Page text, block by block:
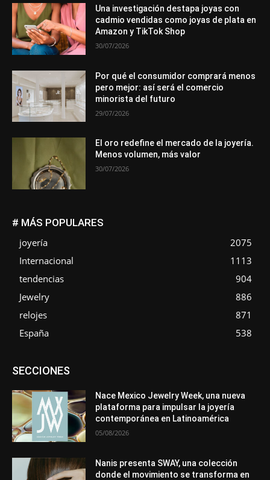
Una investigación destapa joyas con
cadmio vendidas como joyas de plata en
Amazon y TikTok Shop
30/07/2026
Por qué el consumidor comprará menos
pero mejor: así será el comercio
minorista del futuro
29/07/2026
El oro redefine el mercado de la joyería.
Menos volumen, más valor
30/07/2026
# MÁS POPULARES
joyería
2075
Internacional
1113
tendencias
904
Jewelry
886
relojes
871
España
538
SECCIONESAsociaciones
Entrevistas
Mundo Técnico
Novedades Opiniones
Perspectiva
Premios
Secciones Sin categoría
Sucesos
Más
Nace Mexico Jewelry Week, una nueva
plataforma para impulsar la joyería
contemporánea en Latinoamérica
05/08/2026
Nanis presenta SWAY, una colección
donde el movimiento se transforma en